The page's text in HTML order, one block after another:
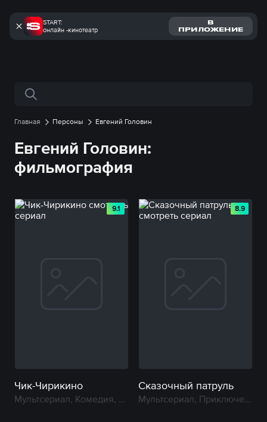
START:
онлайн -кинотеатр
В
ПРИЛОЖЕНИЕ
Поиск по сайту
Главная Персоны Евгений Головин
Евгений Головин:
фильмография
9.1
Чик-Чирикино
Мультсериал, Комедия, Приключение
8.9
Сказочный патруль
Мультсериал, Приключение, Фэнтези